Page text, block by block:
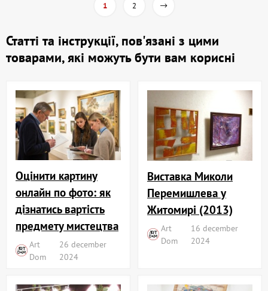
1 2
Статті та інструкції, пов'язані з цими
товарами, які можуть бути вам корисні
Оцінити картину
онлайн по фото: як
дізнатись вартість
предмету мистецтва
Art
Dom
26 december
2024
Виставка Миколи
Перемишлева у
Житомирі (2013)
Art
Dom
16 december
2024